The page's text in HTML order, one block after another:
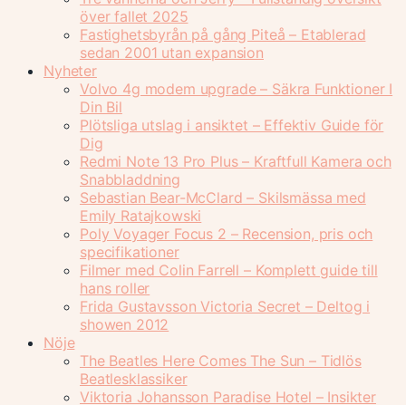
över fallet 2025
Fastighetsbyrån på gång Piteå – Etablerad
sedan 2001 utan expansion
Nyheter
Volvo 4g modem upgrade – Säkra Funktioner I
Din Bil
Plötsliga utslag i ansiktet – Effektiv Guide för
Dig
Redmi Note 13 Pro Plus – Kraftfull Kamera och
Snabbladdning
Sebastian Bear-McClard – Skilsmässa med
Emily Ratajkowski
Poly Voyager Focus 2 – Recension, pris och
specifikationer
Filmer med Colin Farrell – Komplett guide till
hans roller
Frida Gustavsson Victoria Secret – Deltog i
showen 2012
Nöje
The Beatles Here Comes The Sun – Tidlös
Beatlesklassiker
Viktoria Johansson Paradise Hotel – Insikter